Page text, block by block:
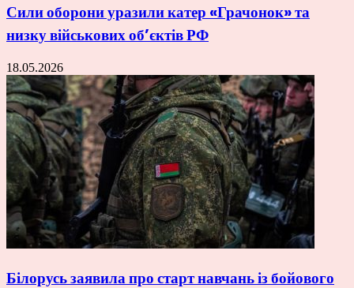
Сили оборони уразили катер «Грачонок» та
низку військових об’єктів РФ
18.05.2026
Білорусь заявила про старт навчань із бойового